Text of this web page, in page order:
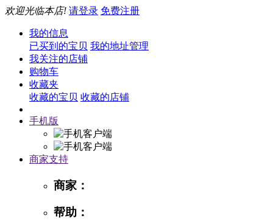
欢迎光临本店! 请登录 免费注册
我的信息
已买到的宝贝 我的地址管理
我关注的店铺
购物车
收藏夹
收藏的宝贝 收藏的店铺
手机版
商家支持
商家：
帮助：